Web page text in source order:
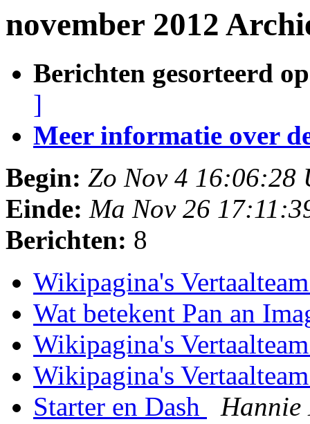
november 2012
Berichten gesorteerd
]
Meer informatie over
Begin: Zo Nov 4 16:06:28
Einde: Ma Nov 26
Berichten: 8
Wikipagina's
Wat betekent Pan an
Wikipagina's
Wikipagina's
Starter en Dash
Hannie